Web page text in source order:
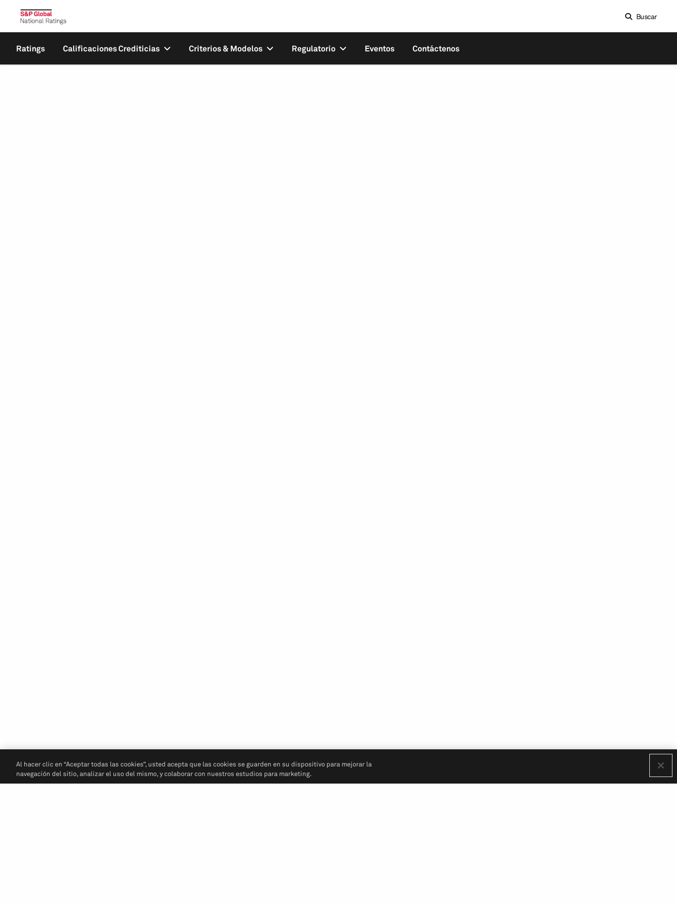
Buscar
Ratings Calificaciones Crediticias Criterios & Modelos Regulatorio Eventos Contáctenos
Al hacer clic en “Aceptar todas las cookies”, usted acepta que las cookies se guarden en su dispositivo para mejorar la
navegación del sitio, analizar el uso del mismo, y colaborar con nuestros estudios para marketing.